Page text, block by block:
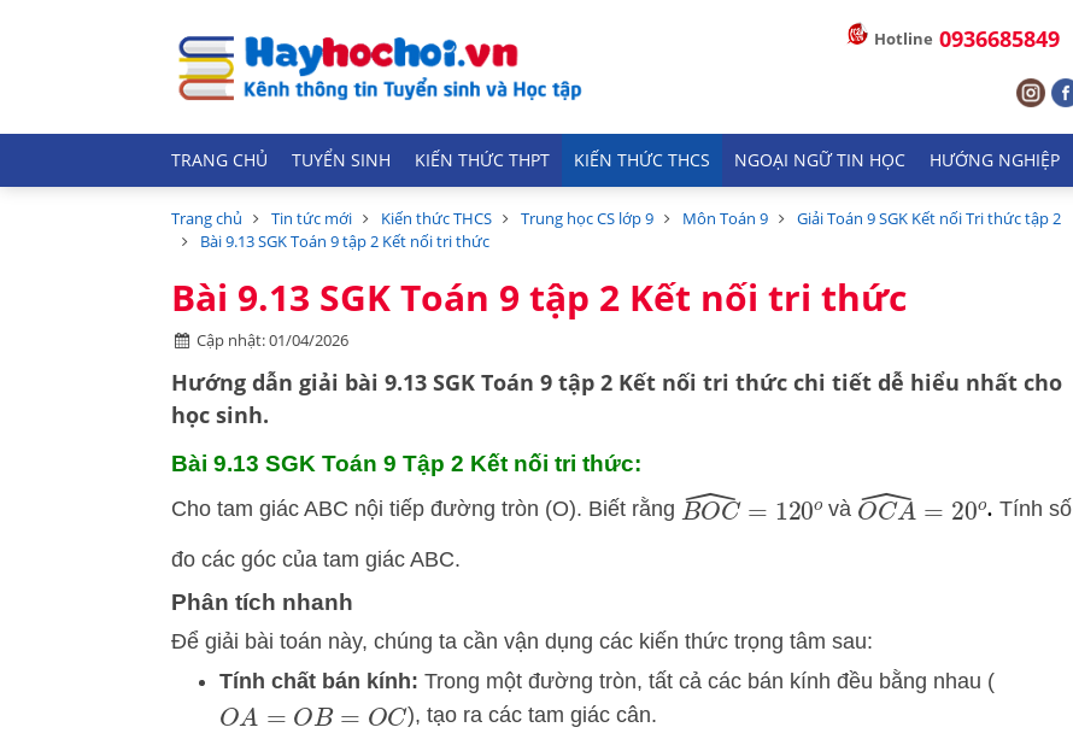
Hotline 0936685849
TRANG CHỦ TUYỂN SINH KIẾN THỨC THPT KIẾN THỨC THCS NGOẠI NGỮ TIN HỌC HƯỚNG NGHIỆP
Trang chủ Tin tức mới Kiến thức THCS Trung học CS lớp 9 Môn Toán 9
Giải Toán 9 SGK Kết nối Tri thức tập 2
Bài 9.13 SGK Toán 9 tập 2 Kết nối tri thức
Bài 9.13 SGK Toán 9 tập 2 Kết nối tri thức
Cập nhật: 01/04/2026
Hướng dẫn giải bài 9.13 SGK Toán 9 tập 2 Kết nối tri thức chi tiết dễ hiểu nhất cho
học sinh.
Bài 9.13 SGK Toán 9 Tập 2 Kết nối tri thức:
Cho tam giác ABC nội tiếp đường tròn (O). Biết rằng BOC^= 120o và OCA ^= 20o. Tính số
đo các góc của tam giác ABC.
Phân tích nhanh
Để giải bài toán này, chúng ta cần vận dụng các kiến thức trọng tâm sau:
Tính chất bán kính: Trong một đường tròn, tất cả các bán kính đều bằng nhau (
OA =O B=OC ), tạo ra các tam giác cân.